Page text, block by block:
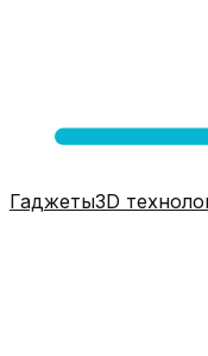
Гаджеты3D